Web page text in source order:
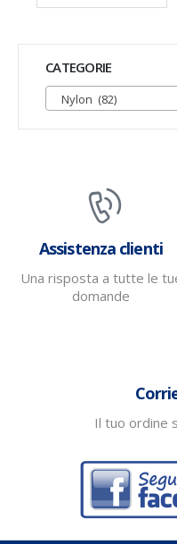
CATEGORIE
Nylon (82)
Assistenza clienti
Una risposta a tutte le
domande
Il tuo ordine